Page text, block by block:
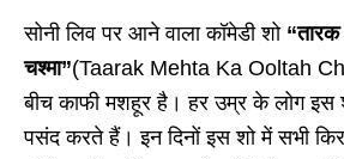
सोनी लिव पर आने वाला कॉमेडी शो“तारक
चश्मा”(Taarak Mehta Ka Ooltah
बीच काफी मशहूर है। हर उम्र के लोग इस
पसंद करते हैं। इन दिनों इस शो में सभी